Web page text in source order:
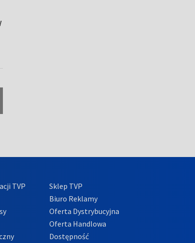
TVP
Sklep TVP
Biuro Reklamy
Oferta Dystrybucyjna
Oferta Handlowa
Dostępność